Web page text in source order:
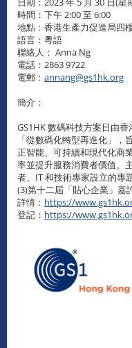
時間：下午 2:00 至 6:00
地點：香港生產力促進局四
語言：粵語
聯絡人： Anna Ng
電話：2863 9722
電郵： annang@gs1hk.org
簡介：
GS1HK 數碼科技方案日由
「從數碼化轉型再進化」
正智能、可持續和現代化商
率並提升服務消費者價值。
者、IT 和技術專家設立的專
(3)第十二屆「貼心企業」嘉
詳情： https://
登記： https://